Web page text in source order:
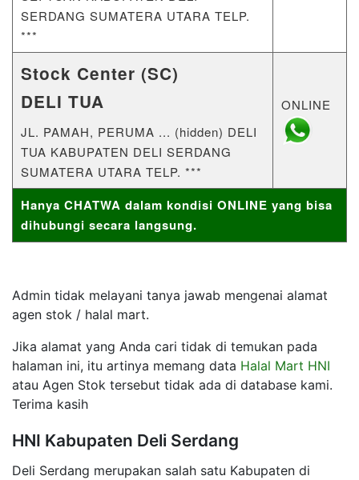
SERDANG SUMATERA UTARA TELP.
***
Stock Center (SC)
DELI TUA
JL. PAMAH, PERUMA ... (hidden) DELI
TUA KABUPATEN DELI SERDANG
SUMATERA UTARA TELP. ***
ONLINE
Hanya CHATWA dalam kondisi ONLINE yang bisa
dihubungi secara langsung.
Admin tidak melayani tanya jawab mengenai alamat
agen stok / halal mart.
Jika alamat yang Anda cari tidak di temukan pada
halaman ini, itu artinya memang data Halal Mart HNI
atau Agen Stok tersebut tidak ada di database kami.
Terima kasih
HNI Kabupaten Deli Serdang
Deli Serdang merupakan salah satu Kabupaten di